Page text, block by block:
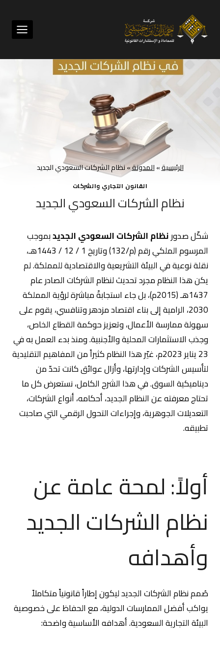
المحتوى
الرئيسية»المدونة»نظام الشركات السعودي الجديد
القانون التجاري والشركات
نظام الشركات السعودي الجديد
شكّل صدورنظام الشركات السعودي الجديدبموجب
المرسوم الملكي رقم (م/132) وتاريخ 1 / 12 / 1443هـ،
نقلة نوعية في البيئة التشريعية والاقتصادية للمملكة. لم
يكن هذا النظام مجرد تحديث لنظام الشركات الصادر عام
1437هـ (2015م)، بل جاء استجابةً مباشرة لرؤية المملكة
2030، الرامية إلى بناء اقتصاد مزدهر وتنافسي، يقوم على
سهولة ممارسة الأعمال، وتعزيز حوكمة القطاع الخاص،
وجذب الاستثمارات المحلية والأجنبية. ومنذ بدء العمل به في
23 يناير 2023م، غيّر هذا النظام كثيراً من المفاهيم التقليدية
لتأسيس الشركات وإدارتها، وأزال عوائق كانت تحدّ من
ديناميكية السوق. في هذا الشرح الكامل، نستعرض كل ما
تحتاج معرفته عن النظام الجديد، أحكامه، أنواع الشركات،
التعديلات الجوهرية، وإجراءات التحول الرقمي التي صاحبت
تطبيقه.
أولاً: لمحة عامة عن
نظام الشركات الجديد
وأهدافه
صُمم نظام الشركات الجديد ليكون إطاراً قانونياً متكاملاً
يواكب أفضل الممارسات الدولية، مع الحفاظ على خصوصية
البيئة التجارية السعودية. أهدافه الأساسية واضحة: